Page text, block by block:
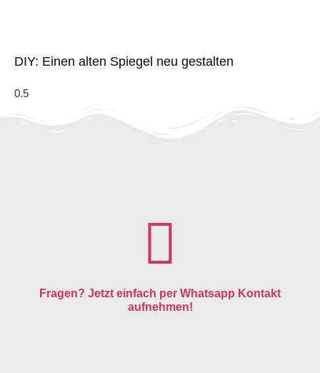
DIY: Einen alten Spiegel neu gestalten
Fragen? Jetzt einfach per Whatsapp Kontakt
aufnehmen!